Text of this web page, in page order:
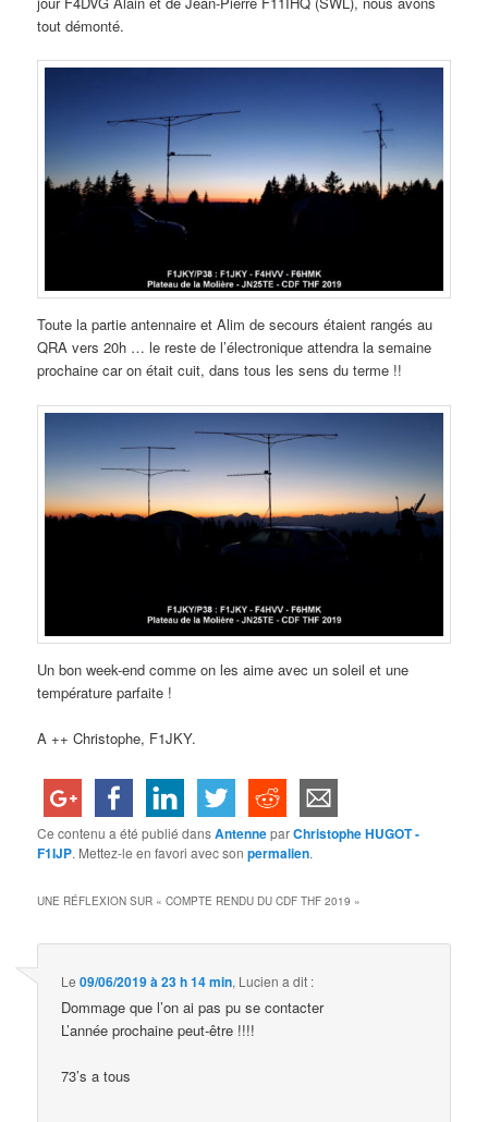
tout démonté.
Toute la partie antennaire et Alim de secours étaient rangés au
QRA vers 20h … le reste de l’électronique attendra la semaine
prochaine car on était cuit, dans tous les sens du terme !!
Un bon week-end comme on les aime avec un soleil et une
température parfaite !
A ++ Christophe, F1JKY.
Ce contenu a été publié dansAntenneparChristophe HUGOT -
F1IJP. Mettez-le en favori avec sonpermalien.
UNE RÉFLEXION SUR «COMPTE RENDU DU CDF THF 2019 »
Le09/06/2019 à 23 h 14 min, Lucien a dit :
Dommage que l’on ai pas pu se contacter
L’année prochaine peut-être !!!!
73’s a tous